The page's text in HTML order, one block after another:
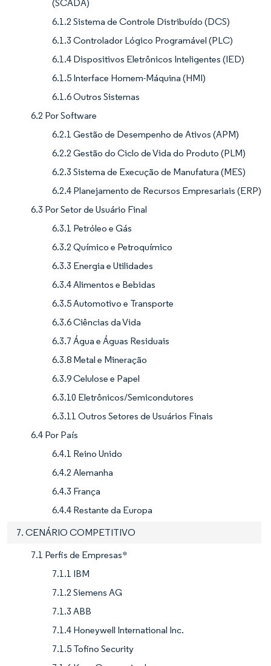
(SCADA)
6.1.2 Sistema de Controle Distribuído (DCS)
6.1.3 Controlador Lógico Programável (PLC)
6.1.4 Dispositivos Eletrônicos Inteligentes (IED)
6.1.5 Interface Homem-Máquina (HMI)
6.1.6 Outros Sistemas
6.2 Por Software
6.2.1 Gestão de Desempenho de Ativos (APM)
6.2.2 Gestão do Ciclo de Vida do Produto (PLM)
6.2.3 Sistema de Execução de Manufatura (MES)
6.2.4 Planejamento de Recursos Empresariais (ERP)
6.3 Por Setor de Usuário Final
6.3.1 Petróleo e Gás
6.3.2 Químico e Petroquímico
6.3.3 Energia e Utilidades
6.3.4 Alimentos e Bebidas
6.3.5 Automotivo e Transporte
6.3.6 Ciências da Vida
6.3.7 Água e Águas Residuais
6.3.8 Metal e Mineração
6.3.9 Celulose e Papel
6.3.10 Eletrônicos/Semicondutores
6.3.11 Outros Setores de Usuários Finais
6.4 Por País
6.4.1 Reino Unido
6.4.2 Alemanha
6.4.3 França
6.4.4 Restante da Europa
7. CENÁRIO COMPETITIVO
7.1 Perfis de Empresas*
7.1.1 IBM
7.1.2 Siemens AG
7.1.3 ABB
7.1.4 Honeywell International Inc.
7.1.5 Tofino Security